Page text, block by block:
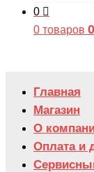
0
0 товаров 0
Главная
Магазин
О
Оплата и